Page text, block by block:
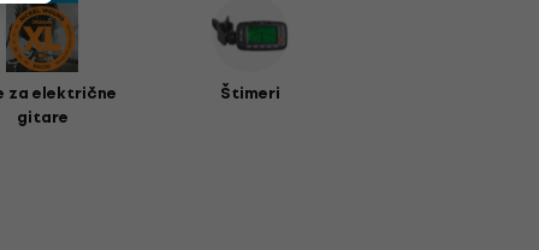
za električne
gitare
Štimeri